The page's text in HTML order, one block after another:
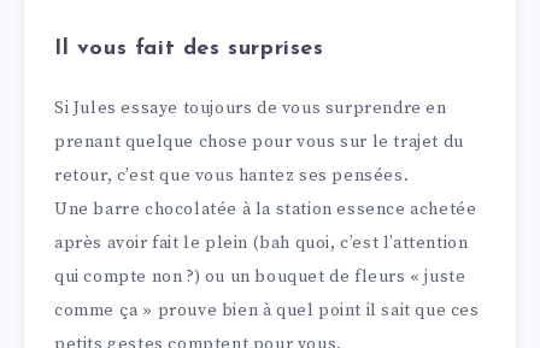
Il vous fait des surprises
Si Jules essaye toujours de vous surprendre en
prenant quelque chose pour vous sur le trajet du
retour, c’est que vous hantez ses pensées.
Une barre chocolatée à la station essence achetée
après avoir fait le plein (bah quoi, c’est l’attention
qui compte non ?) ou un bouquet de fleurs « juste
comme ça » prouve bien à quel point il sait que ces